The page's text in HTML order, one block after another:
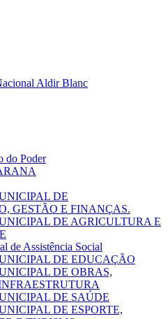
Aldir Blanc
do Poder
DE
GESTÃO E FINANÇAS.
DE AGRICULTURA E
de Assistência Social
DE EDUCAÇÃO
DE OBRAS,
DE SAÚDE
DE ESPORTE,